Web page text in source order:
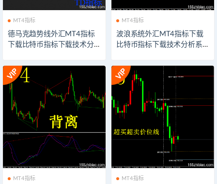
MT4指标
德马克趋势线外汇MT4指标
下载比特币指标下载技术分
外汇指示器下载
MT4指标
波浪系统外汇MT4指标下载
比特币指标下载技术分析系
指示器下载
MT4指标 MT4指标